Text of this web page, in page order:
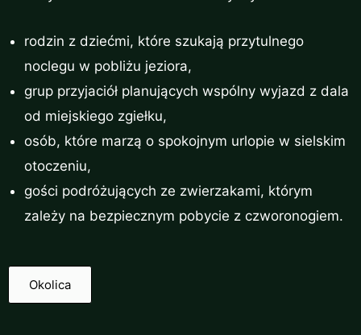
rodzin z dziećmi, które szukają przytulnego
noclegu w pobliżu jeziora,
grup przyjaciół planujących wspólny wyjazd z dala
od miejskiego zgiełku,
osób, które marzą o spokojnym urlopie w sielskim
otoczeniu,
gości podróżujących ze zwierzakami, którym
zależy na bezpiecznym pobycie z czworonogiem.
Okolica